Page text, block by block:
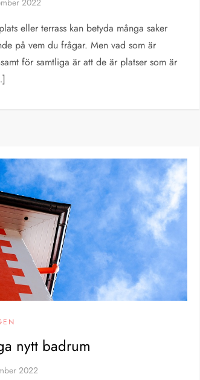
eller terrass kan betyda många saker
på vem du frågar. Men vad som är
för samtliga är att de är platser som är
nytt badrum